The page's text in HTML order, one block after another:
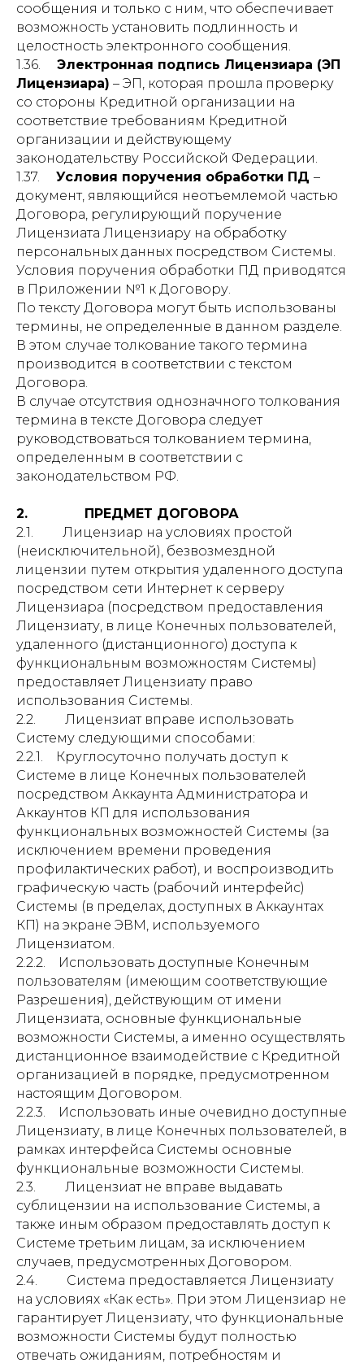
сообщения и только с ним, что обеспечивает
возможность установить подлинность и
целостность электронного сообщения.
1.36. Электронная подпись Лицензиара (ЭП
Лицензиара) – ЭП, которая прошла проверку
со стороны Кредитной организации на
соответствие требованиям Кредитной
организации и действующему
законодательству Российской Федерации.
1.37. Условия поручения обработки ПД –
документ, являющийся неотъемлемой частью
Договора, регулирующий поручение
Лицензиата Лицензиару на обработку
персональных данных посредством Системы.
Условия поручения обработки ПД приводятся
в Приложении №1 к Договору.
По тексту Договора могут быть использованы
термины, не определенные в данном разделе.
В этом случае толкование такого термина
производится в соответствии с текстом
Договора.
В случае отсутствия однозначного толкования
термина в тексте Договора следует
руководствоваться толкованием термина,
определенным в соответствии с
законодательством РФ.
2. ПРЕДМЕТ ДОГОВОРА
2.1. Лицензиар на условиях простой
(неисключительной), безвозмездной
лицензии путем открытия удаленного доступа
посредством сети Интернет к серверу
Лицензиара (посредством предоставления
Лицензиату, в лице Конечных пользователей,
удаленного (дистанционного) доступа к
функциональным возможностям Системы)
предоставляет Лицензиату право
использования Системы.
2.2. Лицензиат вправе использовать
Систему следующими способами:
2.2.1. Круглосуточно получать доступ к
Системе в лице Конечных пользователей
посредством Аккаунта Администратора и
Аккаунтов КП для использования
функциональных возможностей Системы (за
исключением времени проведения
профилактических работ), и воспроизводить
графическую часть (рабочий интерфейс)
Системы (в пределах, доступных в Аккаунтах
КП) на экране ЭВМ, используемого
Лицензиатом.
2.2.2. Использовать доступные Конечным
пользователям (имеющим соответствующие
Разрешения), действующим от имени
Лицензиата, основные функциональные
возможности Системы, а именно осуществлять
дистанционное взаимодействие с Кредитной
организацией в порядке, предусмотренном
настоящим Договором.
2.2.3. Использовать иные очевидно доступные
Лицензиату, в лице Конечных пользователей, в
рамках интерфейса Системы основные
функциональные возможности Системы.
2.3. Лицензиат не вправе выдавать
сублицензии на использование Системы, а
также иным образом предоставлять доступ к
Системе третьим лицам, за исключением
случаев, предусмотренных Договором.
2.4. Система предоставляется Лицензиату
на условиях «Как есть». При этом Лицензиар не
гарантирует Лицензиату, что функциональные
возможности Системы будут полностью
отвечать ожиданиям, потребностям и